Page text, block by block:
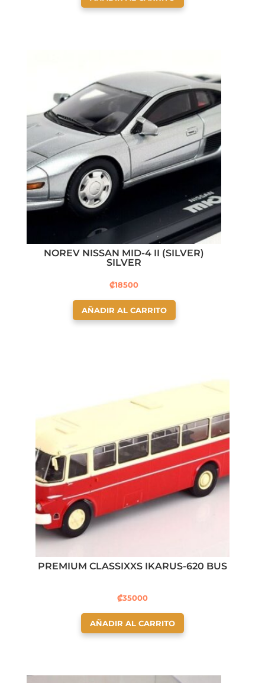
NOREV NISSAN MID-4 II (SILVER)
SILVER
₡18500
AÑADIR AL CARRITO
PREMIUM CLASSIXXS IKARUS-620 BUS
₡35000
AÑADIR AL CARRITO